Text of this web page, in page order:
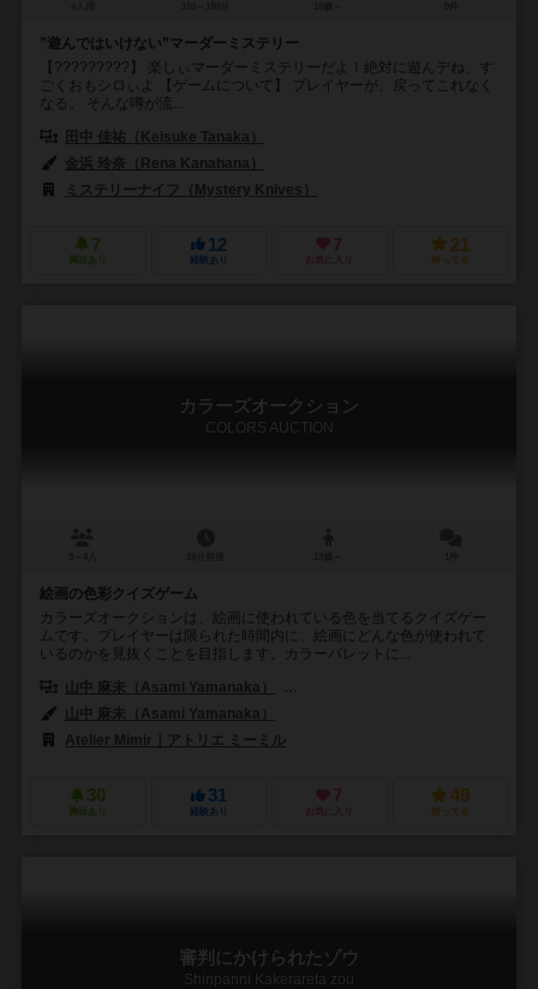
”遊んではいけない”マーダーミステリー
【?????????】 楽しぃマーダーミステリーだよ！絶対に遊んデね、す
ごくおもシロぃよ 【ゲームについて】 プレイヤーが、戻ってこれなく
なる。 そんな噂が流...
田中 佳祐（Keisuke Tanaka）
金浜 玲奈（Rena Kanahana）
ミステリーナイフ（Mystery Knives）
7
興味あり
12
経験あり
7
お気に入り
21
持ってる
カラーズオークション
COLORS AUCTION
絵画の色彩クイズゲーム
カラーズオークションは、絵画に使われている色を当てるクイズゲー
ムです。プレイヤーは限られた時間内に、絵画にどんな色が使われて
いるのかを見抜くことを目指します。カラーパレットに...
山中 麻未（Asami Yamanaka）
山中 麻未（Asami Yamanaka）
Atelier Mimir｜アトリエ ミーミル
30
興味あり
31
経験あり
7
お気に入り
49
持ってる
審判にかけられたゾウ
Shinpanni Kakerareta zou